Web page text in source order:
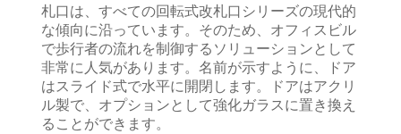
札口は、すべての回転式改札口シリーズの現代的
な傾向に沿っています。そのため、オフィスビル
で歩行者の流れを制御するソリューションとして
非常に人気があります。名前が示すように、ドア
はスライド式で水平に開閉します。ドアはアクリ
ル製で、オプションとして強化ガラスに置き換え
ることができます。